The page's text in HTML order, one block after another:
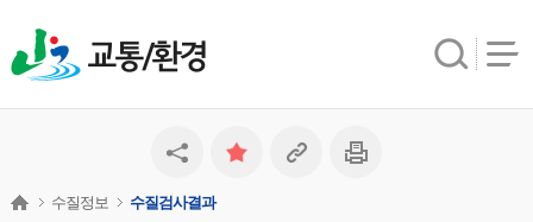
교통/환경
수질정보 수질검사결과